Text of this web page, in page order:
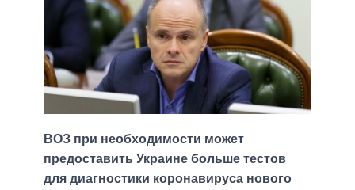
ВОЗ при необходимости может
предоставить Украине больше тестов
для диагностики коронавируса нового